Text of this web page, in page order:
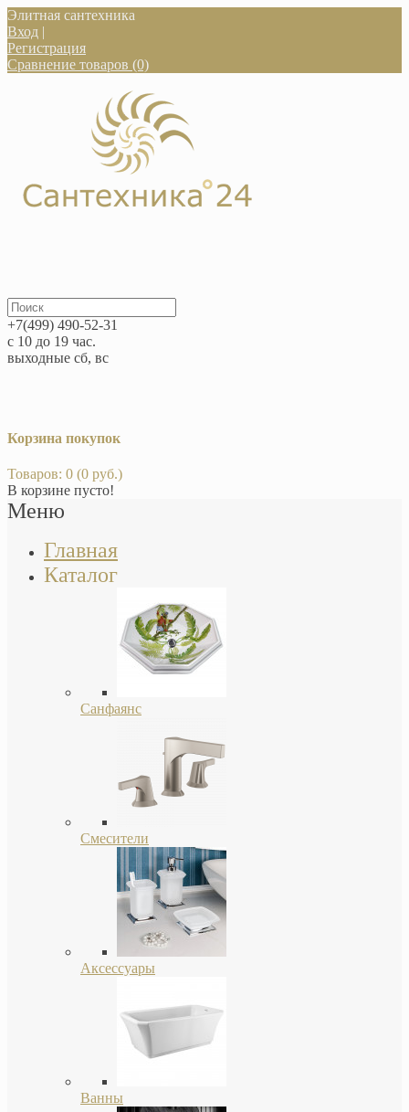
Элитная сантехника
Вход |
Регистрация
Сравнение товаров (0)
+7(499) 490-52-31
с 10 до 19 час.
выходные сб, вс
Корзина покупок
Товаров: 0 (0 руб.)
В корзине пусто!
Меню
Главная
Каталог
Санфаянс
Смесители
Аксессуары
Ванны